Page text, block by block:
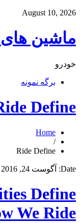
August 10, 2026
ماشین
خودرو
برگه نمونه
Define
Home
/
Ride Define
Date: آگوست 24, 2016
Define
We Ride